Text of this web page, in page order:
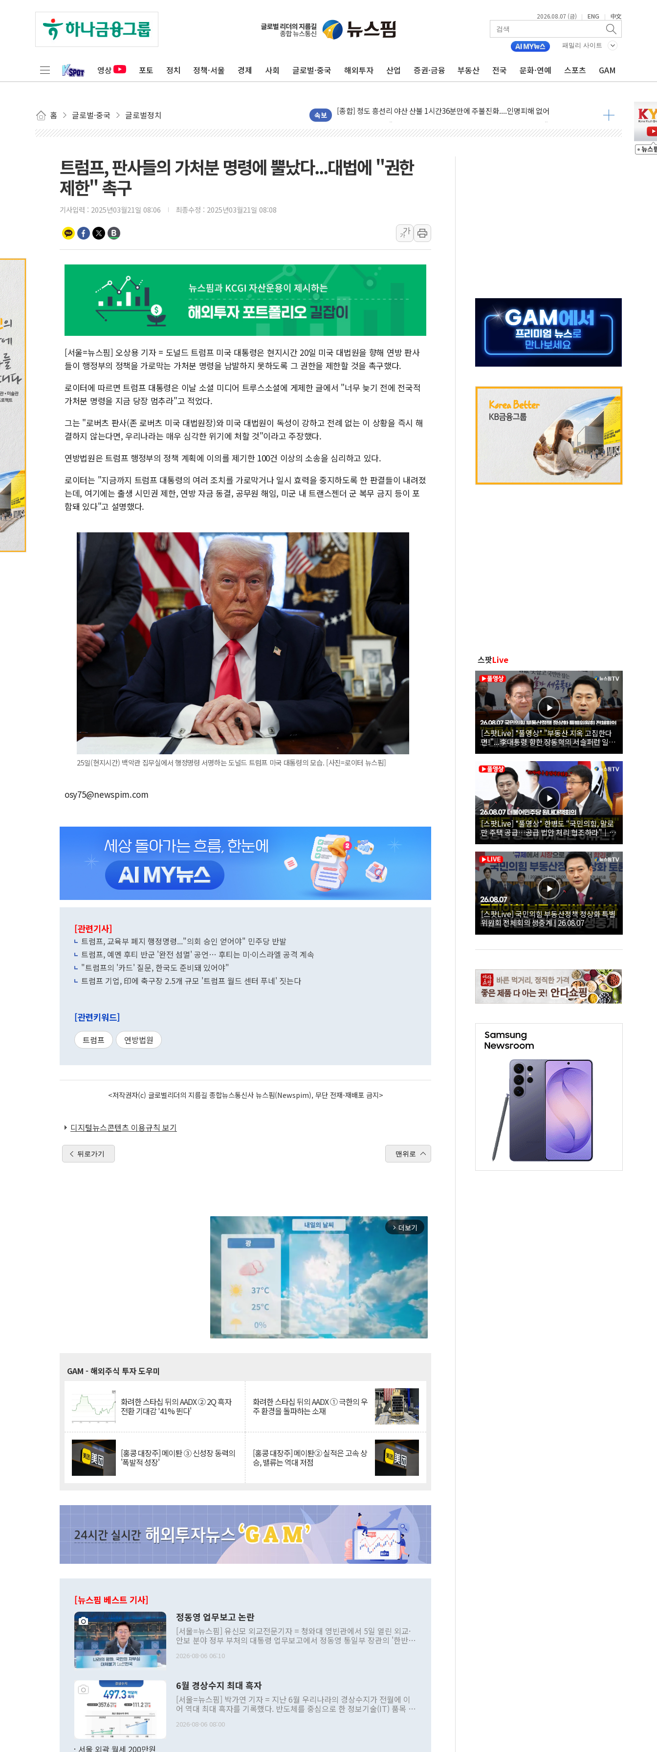
2026.08.07 (금) | ENG | 中文
패밀리 사이트
영상 포토 정치 정책·서울 경제 사회 글로벌·중국 해외투자 산업 증권·금융 부동산 전국 문화·연예 스포츠 GAM
홈 글로벌·중국 글로벌정치 속보
캠코, 5918억원 규모 압류재산 1506건 공매
[시승기] 공간·승차감 잡은 볼보 EX90…'올 터치'는 호불호
한미 법카 제보자 "신동국과 무관…자료는 전·현직 직원으로부터 확보"
라인게임즈, '콰이어트' 테스트 참가자 3만 명 돌파
네이버, AI 브리핑 도입 후 블로그 창작자 지원 규모 2배 확대
SKT, '8월 월간 럭키 페스타' 실시...휴대폰 결제 최대 6000원 할인
원주시, 첨단의료복합단지 지정 준비 본격화…'AI 데이터 기반 메디테크 혁신허브' 구상
삼척시, 무건리 이끼폭포 생태탐방로 출입 통제
청도 문수리 야산서 산불 진화 중...진화헬기 3대 투입
헥토이노베이션, 상반기 매출 첫 2000억원 돌파
우리은행, 고창해상풍력에 4000억 금융 지원
NH농협은행, 모두투어 제휴 여행적금 완판
민병덕 "오늘 67개 점포 영업 재개...장바구니에 홈플러스 담아달라" 호소
트럼프, 판사들의 가처분 명령에 뿔났다...대법에 "권한
제한" 촉구
기사입력 : 2025년03월21일 08:06 최종수정 : 2025년03월21일 08:08
가
가
[서울=뉴스핌] 오상용 기자 = 도널드 트럼프 미국 대통령은 현지시간 20일 미국 대법원을 향해 연방 판사
들이 행정부의 정책을 가로막는 가처분 명령을 남발하지 못하도록 그 권한을 제한할 것을 촉구했다.
로이터에 따르면 트럼프 대통령은 이날 소셜 미디어 트루스소셜에 게제한 글에서 "너무 늦기 전에 전국적
가처분 명령을 지금 당장 멈추라"고 적었다.
그는 "로버츠 판사(존 로버츠 미국 대법원장)와 미국 대법원이 독성이 강하고 전례 없는 이 상황을 즉시 해
결하지 않는다면, 우리나라는 매우 심각한 위기에 처할 것"이라고 주장했다.
연방법원은 트럼프 행정부의 정책 계획에 이의를 제기한 100건 이상의 소송을 심리하고 있다.
로이터는 "지금까지 트럼프 대통령의 여러 조치를 가로막거나 일시 효력을 중지하도록 한 판결들이 내려졌
는데, 여기에는 출생 시민권 제한, 연방 자금 동결, 공무원 해임, 미군 내 트랜스젠더 군 복무 금지 등이 포
함돼 있다"고 설명했다.
25일(현지시간) 백악관 집무실에서 행정명령 서명하는 도널드 트럼프 미국 대통령의 모습. [사진=로이터 뉴스핌]
osy75@newspim.com
[관련기사]
트럼프, 교육부 폐지 행정명령..."의회 승인 얻어야" 민주당 반발
트럼프, 예멘 후티 반군 '완전 섬멸' 공언… 후티는 미·이스라엘 공격 계속
"트럼프의 '카드' 질문, 한국도 준비돼 있어야"
트럼프 기업, 印에 축구장 2.5개 규모 '트럼프 월드 센터 푸네' 짓는다
[관련키워드]
트럼프 연방법원
<저작권자(c) 글로벌리더의 지름길 종합뉴스통신사 뉴스핌(Newspim), 무단 전재-재배포 금지>
디지털뉴스콘텐츠 이용규칙 보기
뒤로가기 맨위로
arrow_forward_ios 더보기
GAM - 해외주식 투자 도우미
화려한 스타십 뒤의 AADX ② 2Q 흑자
전환 기대감 '41% 뛴다'
화려한 스타십 뒤의 AADX ① 극한의 우
주 환경을 돌파하는 소재
[홍콩 대장주] 메이퇀 ③ 신성장 동력의
'폭발적 성장'
[홍콩 대장주] 메이퇀② 실적은 고속 상
승, 밸류는 역대 저점
[뉴스핌 베스트 기사]
정동영 업무보고 논란
[서울=뉴스핌] 유신모 외교전문기자 = 청와대 영빈관에서 5일 열린 외교·
안보 분야 정부 부처의 대통령 업무보고에서 정동영 통일부 장관의 '한반도
발언 중에는 정부 내 조율을 거치지 않은 사안을 정책으로 추진하겠다고 공
주의적 희망에 근거한 비현실적 구상'이라는 비판을 내놨다. 그동안 정 장
관의 대북 정책 관련 발언이 물의를 빚은 적은 여러 번 있지만 대통령과 유
관 부처 장관이 공개적으로 부정적 입장을 표명한 것은 이례적이다. 정 장
관의 무리한 대북 접근법과 월권을 제어해야 한다는 목소리도 높아지고 있
다. [정동영 통일부 장관이 지난달 23일 오후 서울 종로구 정부서울청사에
2026-08-06 06:10
6월 경상수지 최대 흑자
[서울=뉴스핌] 박가연 기자 = 지난 6월 우리나라의 경상수지가 전월에 이
어 역대 최대 흑자를 기록했다. 반도체를 중심으로 한 정보기술(IT) 품목 수
료=한국은행] 한국은행이 6일 발표한 '2026년 6월 국제수지(잠정)'에 따르
2026-08-06 08:00
서울 외곽 월세 200만원
스팟Live
[스팟Live] *풀영상* "부동산 지옥 고집한다
면!"...李대통령 향한 장동혁의 서슬퍼런 일갈
| 26.08.07 국민의힘 부동산정책 정상화 특별
위원회 전체회의
[스팟Live] *풀영상* 한병도 “국민의힘, 말로
만 주택 공급…공급 법안 처리 협조하라”｜
26.08.07 더불어민주당 원내대책회의
[스팟Live] 국민의힘 부동산정책 정상화 특별
위원회 전체회의 생중계 | 26.08.07